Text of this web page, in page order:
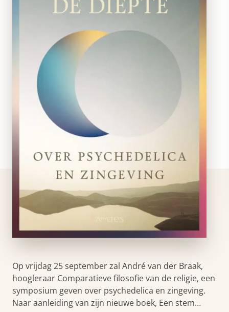
Op vrijdag 25 september zal André van der Braak,
hoogleraar Comparatieve filosofie van de religie, een
symposium geven over psychedelica en zingeving.
Naar aanleiding van zijn nieuwe boek, Een stem…